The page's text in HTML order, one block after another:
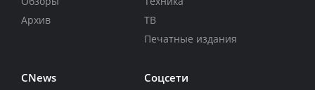
Архив
ТВ
Печатные издания
CNews Соцсети